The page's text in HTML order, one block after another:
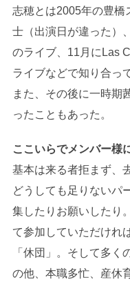
志穂とは2005年の豊橋
士（出演日が違った）
のライブ、11月にLas
ライブなどで知り合っ
また、その後に一時期
ったこともあった。
ここいらでメンバー様
基本は来る者拒まず、
どうしても足りないパ
集したりお願いしたり
て参加していただけれ
「休団」。そして多く
の他、本職多忙、産休